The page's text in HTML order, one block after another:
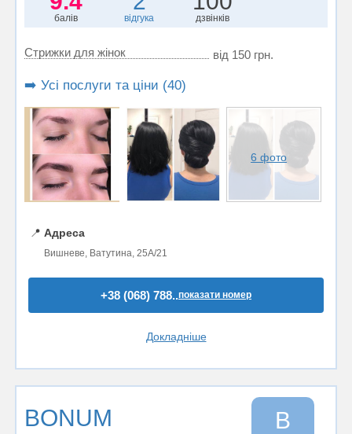
балів відгука дзвінків
Стрижки для жінок від 150 грн.
➡️ Усі послуги та ціни (40)
6 фото
📍 Адреса
Вишневе, Ватутина, 25A/21
+38 (068) 788..показати номер
Докладніше
BONUM B